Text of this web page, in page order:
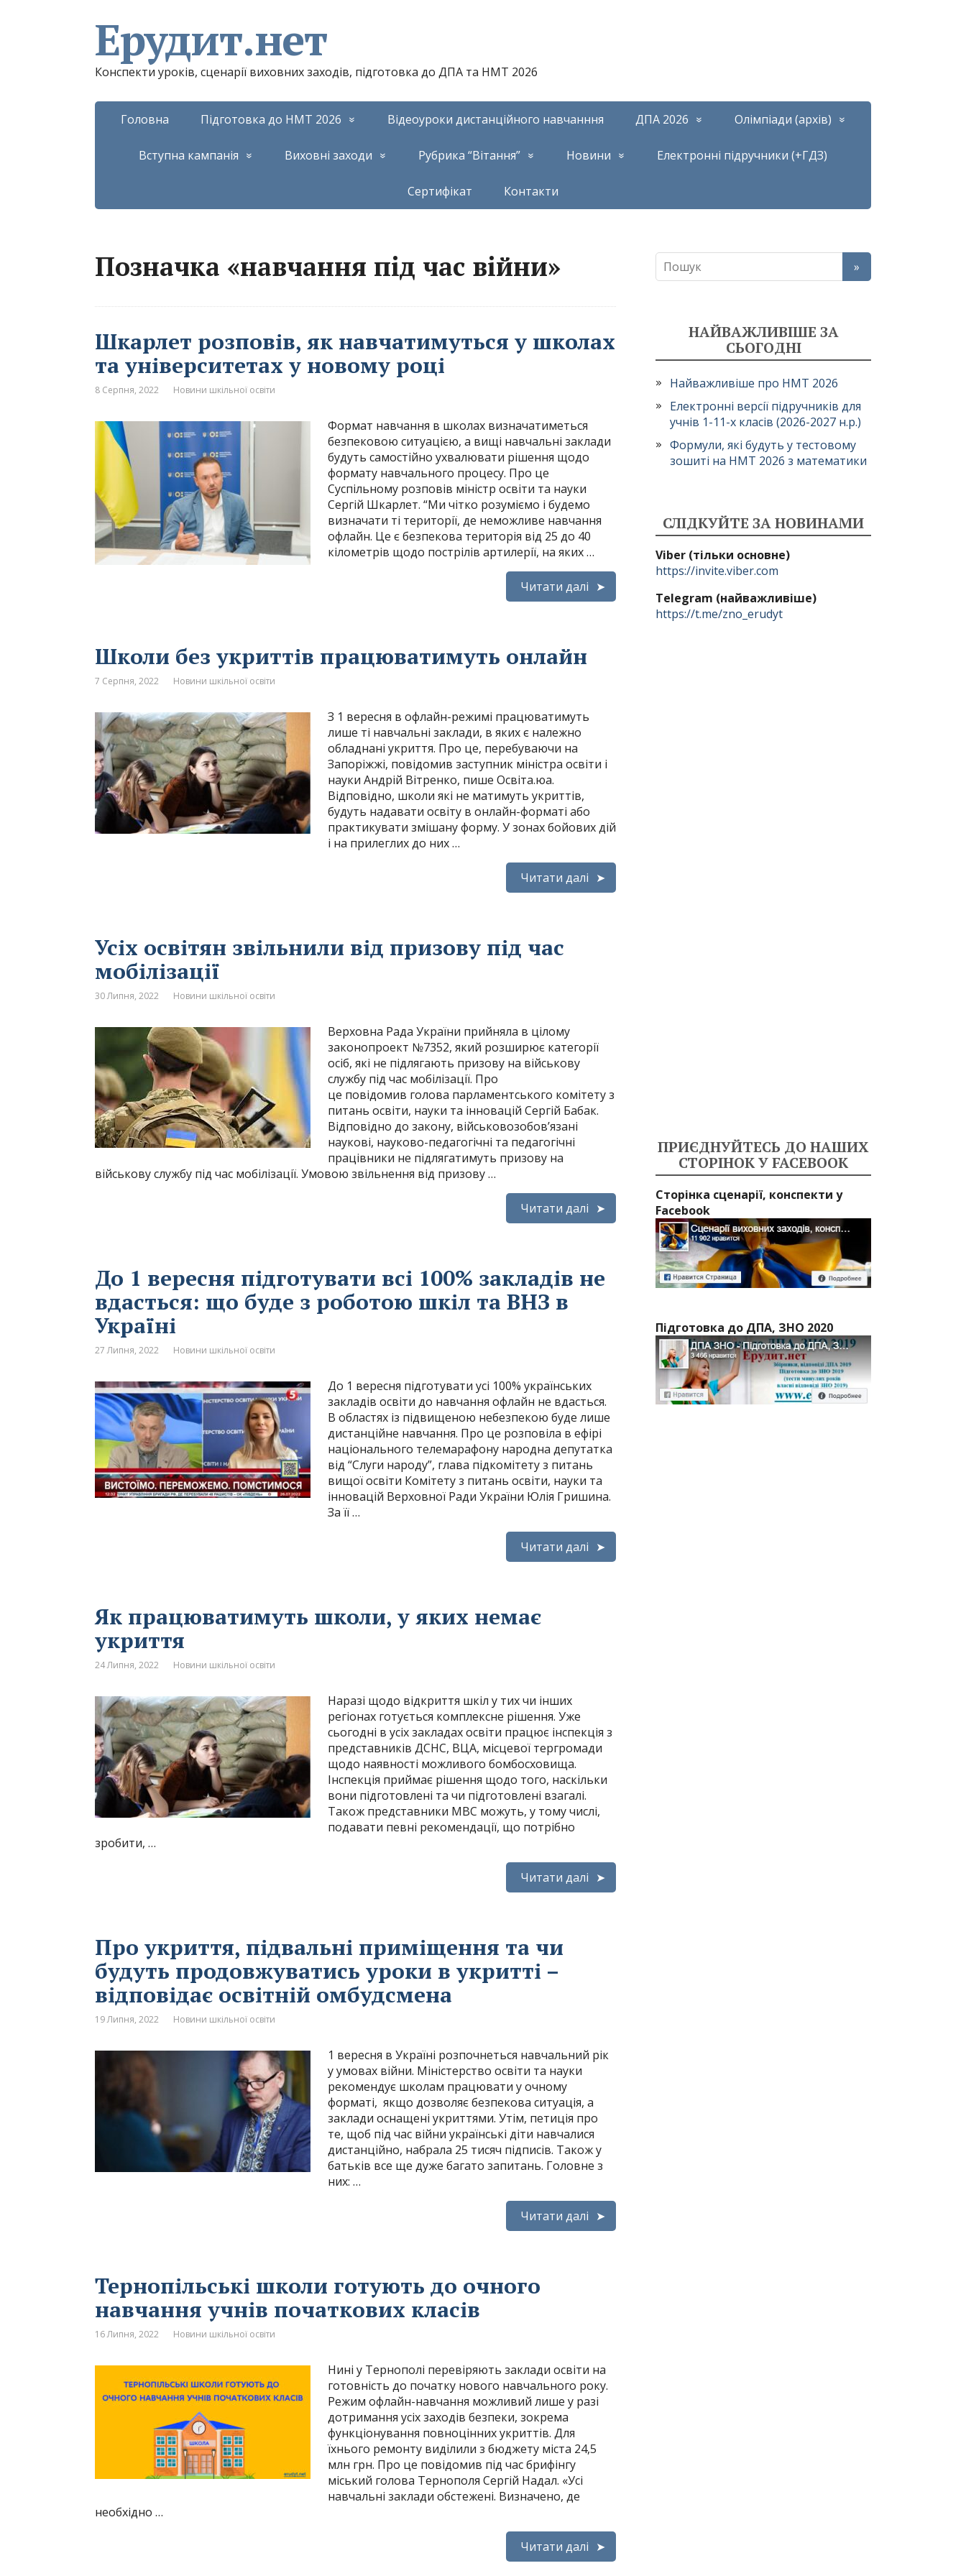
Ерудит.нет
Конспекти уроків, сценарії виховних заходів, підготовка до ДПА та НМТ 2026
Головна Підготовка до НМТ 2026 Відеоуроки дистанційного навчанння ДПА 2026 Олімпіади (архів)
Вступна кампанія Виховні заходи Рубрика “Вітання” Новини Електронні підручники (+ГДЗ)
Сертифікат Контакти
Позначка «навчання під час війни»
Шкарлет розповів, як навчатимуться у школах
та університетах у новому році
8 Серпня, 2022 Новини шкільної освіти
Формат навчання в школах визначатиметься
безпековою ситуацією, а вищі навчальні заклади
будуть самостійно ухвалювати рішення щодо
формату навчального процесу. Про це
Суспільному розповів міністр освіти та науки
Сергій Шкарлет. “Ми чітко розуміємо і будемо
визначати ті території, де неможливе навчання
офлайн. Це є безпекова територія від 25 до 40
кілометрів щодо пострілів артилерії, на яких …
Читати далі
Школи без укриттів працюватимуть онлайн
7 Серпня, 2022 Новини шкільної освіти
З 1 вересня в офлайн-режимі працюватимуть
лише ті навчальні заклади, в яких є належно
обладнані укриття. Про це, перебуваючи на
Запоріжжі, повідомив заступник міністра освіти і
науки Андрій Вітренко, пише Освіта.юа.
Відповідно, школи які не матимуть укриттів,
будуть надавати освіту в онлайн-форматі або
практикувати змішану форму. У зонах бойових дій
і на прилеглих до них …
Читати далі
Усіх освітян звільнили від призову під час
мобілізації
30 Липня, 2022 Новини шкільної освіти
Верховна Рада України прийняла в цілому
законопроект №7352, який розширює категорії
осіб, які не підлягають призову на військову
службу під час мобілізації. Про
це повідомив голова парламентського комітету з
питань освіти, науки та інновацій Сергій Бабак.
Відповідно до закону, військовозобов’язані
наукові, науково-педагогічні та педагогічні
працівники не підлягатимуть призову на
військову службу під час мобілізації. Умовою звільнення від призову …
Читати далі
До 1 вересня підготувати всі 100% закладів не
вдасться: що буде з роботою шкіл та ВНЗ в
Україні
27 Липня, 2022 Новини шкільної освіти
До 1 вересня підготувати усі 100% українських
закладів освіти до навчання офлайн не вдасться.
В областях із підвищеною небезпекою буде лише
дистанційне навчання. Про це розповіла в ефірі
національного телемарафону народна депутатка
від “Слуги народу”, глава підкомітету з питань
вищої освіти Комітету з питань освіти, науки та
інновацій Верховної Ради України Юлія Гришина.
За її …
Читати далі
Як працюватимуть школи, у яких немає
укриття
24 Липня, 2022 Новини шкільної освіти
Наразі щодо відкриття шкіл у тих чи інших
регіонах готується комплексне рішення. Уже
сьогодні в усіх закладах освіти працює інспекція з
представників ДСНС, ВЦА, місцевої тергромади
щодо наявності можливого бомбосховища.
Інспекція приймає рішення щодо того, наскільки
вони підготовлені та чи підготовлені взагалі.
Також представники МВС можуть, у тому числі,
подавати певні рекомендації, що потрібно
зробити, …
Читати далі
Про укриття, підвальні приміщення та чи
будуть продовжуватись уроки в укритті –
відповідає освітній омбудсмена
19 Липня, 2022 Новини шкільної освіти
1 вересня в Україні розпочнеться навчальний рік
у умовах війни. Міністерство освіти та науки
рекомендує школам працювати у очному
форматі, якщо дозволяє безпекова ситуація, а
заклади оснащені укриттями. Утім, петиція про
те, щоб під час війни українські діти навчалися
дистанційно, набрала 25 тисяч підписів. Також у
батьків все ще дуже багато запитань. Головне з
них: …
Читати далі
Тернопільські школи готують до очного
навчання учнів початкових класів
16 Липня, 2022 Новини шкільної освіти
Нині у Тернополі перевіряють заклади освіти на
готовність до початку нового навчального року.
Режим офлайн-навчання можливий лише у разі
дотримання усіх заходів безпеки, зокрема
функціонування повноцінних укриттів. Для
їхнього ремонту виділили з бюджету міста 24,5
млн грн. Про це повідомив під час брифінгу
міський голова Тернополя Сергій Надал. «Усі
навчальні заклади обстежені. Визначено, де
необхідно …
Читати далі
НАЙВАЖЛИВІШЕ ЗА
СЬОГОДНІ
Найважливіше про НМТ 2026
Електронні версії підручників для
учнів 1-11-х класів (2026-2027 н.р.)
Формули, які будуть у тестовому
зошиті на НМТ 2026 з математики
СЛІДКУЙТЕ ЗА НОВИНАМИ
Viber (тільки основне)
https://invite.viber.com
Telegram (найважливіше)
https://t.me/zno_erudyt
ПРИЄДНУЙТЕСЬ ДО НАШИХ
СТОРІНОК У FACEBOOK
Сторінка сценарії, конспекти у
Facebook
Підготовка до ДПА, ЗНО 2020